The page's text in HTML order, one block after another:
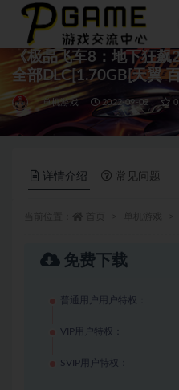
《极品飞车8：地下狂飙
全部DLC[1.70GB[天翼
单机游戏 2022-09-02 0
详情介绍 常见问题
免费下载
普通用户用户特权：
VIP用户特权：
SVIP用户特权：
全部